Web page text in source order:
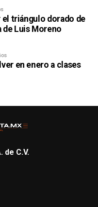
el triángulo dorado de
de Luis Moreno
en enero a clases
de C.V.